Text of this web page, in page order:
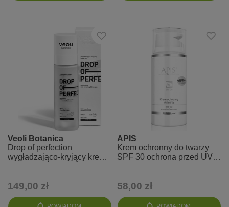
Veoli Botanica
Drop of perfection
wygładzająco-kryjący krem
149,00 zł
APIS
Krem ochronny do twarzy
SPF 30 ochrona przed UVA
58,00 zł